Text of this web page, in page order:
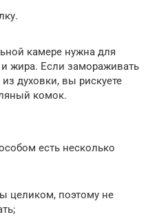
камере нужна для
жира. Если замораживать
духовки, вы рискуете
комок.
есть несколько
целиком, поэтому не